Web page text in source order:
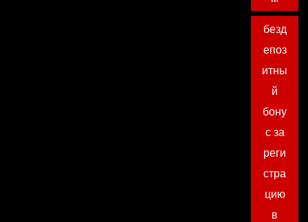
безд
епоз
итны
й
бону
с за
реги
стра
цию
в